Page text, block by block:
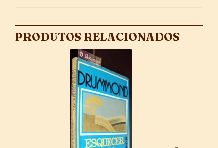
PRODUTOS RELACIONADOS